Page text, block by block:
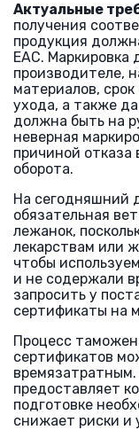
Актуальные
получения
продукция
ЕАС. Маркировка
производителе,
материалов,
ухода, а также
должна быть на
неверная
причиной отказа
оборота.
На сегодняшний
обязательная
лежанок,
лекарствам или
чтобы
и не содержали
запросить у
сертификаты на
Процесс
сертификатов
предоставляет
подготовке
снижает риски и